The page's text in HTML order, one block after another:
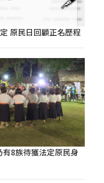
原民日回顧正名歷程
8族待獲法定原民身